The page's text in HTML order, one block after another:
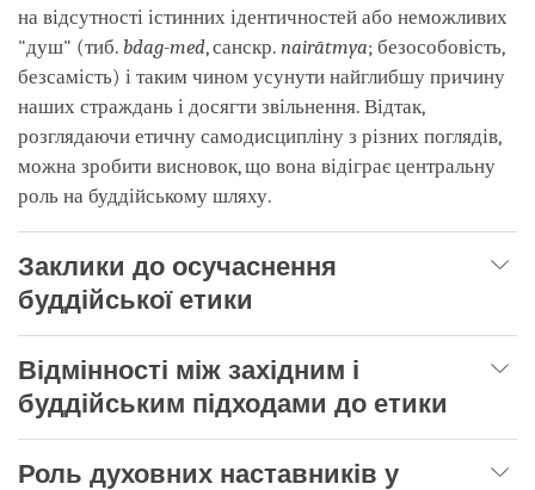
на відсутності істинних ідентичностей або неможливих
"душ" (тиб. bdag-med, санскр. nairātmya; безособовість,
безсамість) і таким чином усунути найглибшу причину
наших страждань і досягти звільнення. Відтак,
розглядаючи етичну самодисципліну з різних поглядів,
можна зробити висновок, що вона відіграє центральну
роль на буддійському шляху.
Заклики до осучаснення
буддійської етики
Відмінності між західним і
буддійським підходами до етики
Роль духовних наставників у